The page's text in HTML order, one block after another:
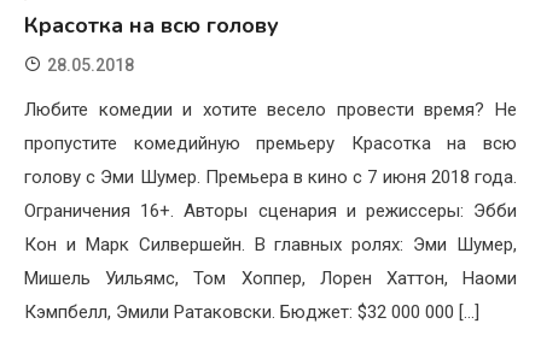
Красотка на всю голову
28.05.2018
Любите комедии и хотите весело провести время? Не
пропустите комедийную премьеру Красотка на всю
голову с Эми Шумер. Премьера в кино с 7 июня 2018 года.
Ограничения 16+. Авторы сценария и режиссеры: Эбби
Кон и Марк Силвершейн. В главных ролях: Эми Шумер,
Мишель Уильямс, Том Хоппер, Лорен Хаттон, Наоми
Кэмпбелл, Эмили Ратаковски. Бюджет: $32 000 000 […]